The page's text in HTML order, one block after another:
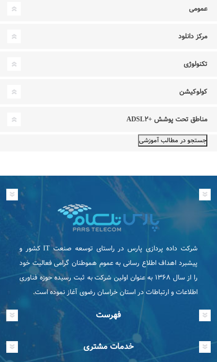
عمومی
مرکز دانلود
تکنولوژی
کولوکیشن
مناطق تحت پوشش +ADSL۲
شرکت داده پردازی پارس در راستای توسعه صنعت IT كشور و
پیشبرد اهداف اطلاع رسانی به عموم هموطنان گرامی فعاليت خود
را از سال ۱۳۶۸ به عنوان اولین شرکت به ثبت رسیده حوزه فناوری
اطلاعات و ارتباطات در استان خراسان رضوی آغاز نموده است.
فهرست
خدمات مشتری